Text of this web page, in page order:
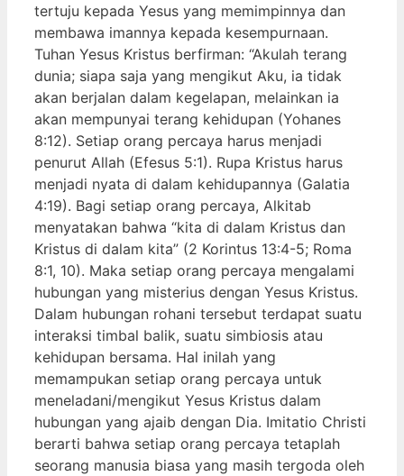
tertuju kepada Yesus yang memimpinnya dan
membawa imannya kepada kesempurnaan.
Tuhan Yesus Kristus berfirman: “Akulah terang
dunia; siapa saja yang mengikut Aku, ia tidak
akan berjalan dalam kegelapan, melainkan ia
akan mempunyai terang kehidupan (Yohanes
8:12). Setiap orang percaya harus menjadi
penurut Allah (Efesus 5:1). Rupa Kristus harus
menjadi nyata di dalam kehidupannya (Galatia
4:19). Bagi setiap orang percaya, Alkitab
menyatakan bahwa “kita di dalam Kristus dan
Kristus di dalam kita” (2 Korintus 13:4-5; Roma
8:1, 10). Maka setiap orang percaya mengalami
hubungan yang misterius dengan Yesus Kristus.
Dalam hubungan rohani tersebut terdapat suatu
interaksi timbal balik, suatu simbiosis atau
kehidupan bersama. Hal inilah yang
memampukan setiap orang percaya untuk
meneladani/mengikut Yesus Kristus dalam
hubungan yang ajaib dengan Dia. Imitatio Christi
berarti bahwa setiap orang percaya tetaplah
seorang manusia biasa yang masih tergoda oleh